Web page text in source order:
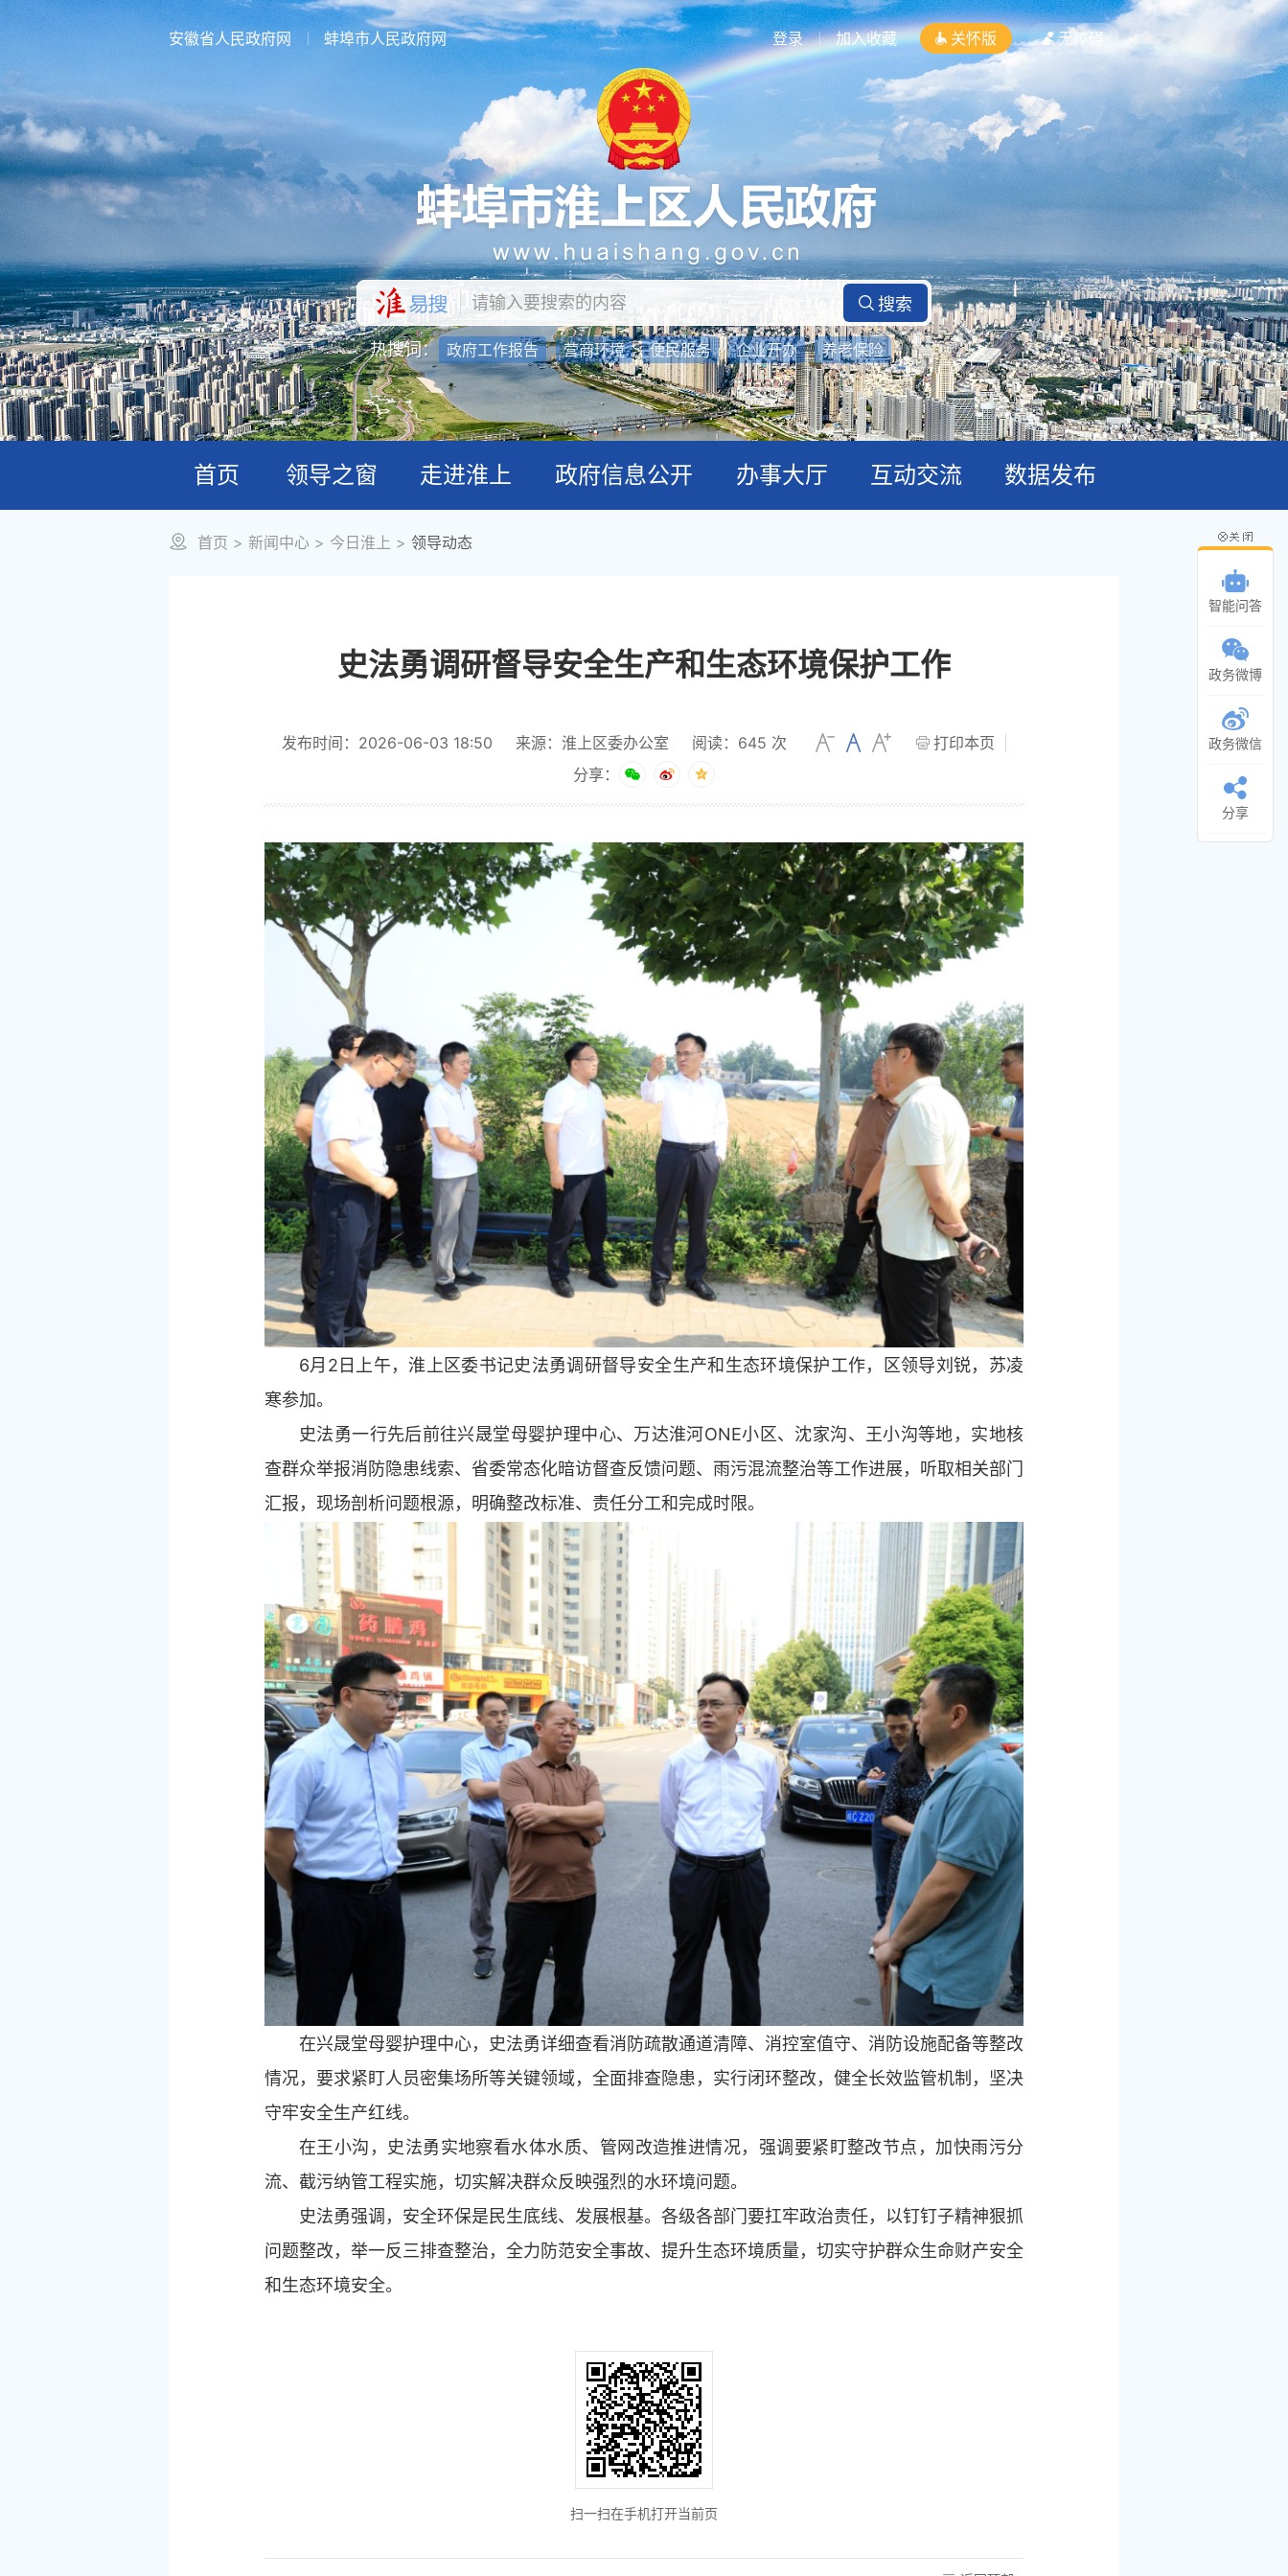
安徽省人民政府网 蚌埠市人民政府网 登录 加入收藏 关怀版 无障碍
热搜词： 政府工作报告 营商环境 便民服务 企业开办 养老保险
首页 领导之窗 走进淮上 政府信息公开 办事大厅 互动交流 数据发布
首页 > 新闻中心 > 今日淮上 > 领导动态
史法勇调研督导安全生产和生态环境保护工作
发布时间：2026-06-03 18:50 来源：淮上区委办公室 阅读： 645 次
打印本页
分享：
6月2日上午，淮上区委书记史法勇调研督导安全生产和生态环境保护工作，区领导刘锐，苏凌
寒参加。
史法勇一行先后前往兴晟堂母婴护理中心、万达淮河ONE小区、沈家沟、王小沟等地，实地核
查群众举报消防隐患线索、省委常态化暗访督查反馈问题、雨污混流整治等工作进展，听取相关部门
汇报，现场剖析问题根源，明确整改标准、责任分工和完成时限。
在兴晟堂母婴护理中心，史法勇详细查看消防疏散通道清障、消控室值守、消防设施配备等整改
情况，要求紧盯人员密集场所等关键领域，全面排查隐患，实行闭环整改，健全长效监管机制，坚决
守牢安全生产红线。
在王小沟，史法勇实地察看水体水质、管网改造推进情况，强调要紧盯整改节点，加快雨污分
流、截污纳管工程实施，切实解决群众反映强烈的水环境问题。
史法勇强调，安全环保是民生底线、发展根基。各级各部门要扛牢政治责任，以钉钉子精神狠抓
问题整改，举一反三排查整治，全力防范安全事故、提升生态环境质量，切实守护群众生命财产安全
和生态环境安全。
扫一扫在手机打开当前页
智能问答
政务微博
政务微信
分享